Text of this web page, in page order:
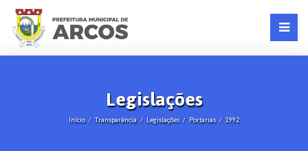
Legislações
Início Transparência Legislações Portarias 1992